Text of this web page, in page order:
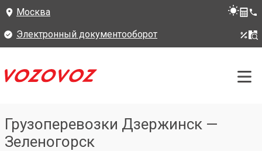
Москва
Электронный документооборот
Грузоперевозки Дзержинск —
Зеленогорск